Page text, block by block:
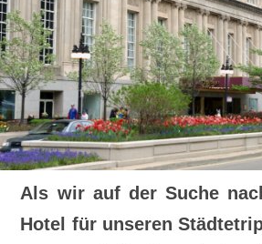
Als wir auf der Suche
Hotel für unseren